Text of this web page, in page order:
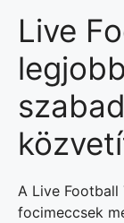
Live
A Live
focimeccsek